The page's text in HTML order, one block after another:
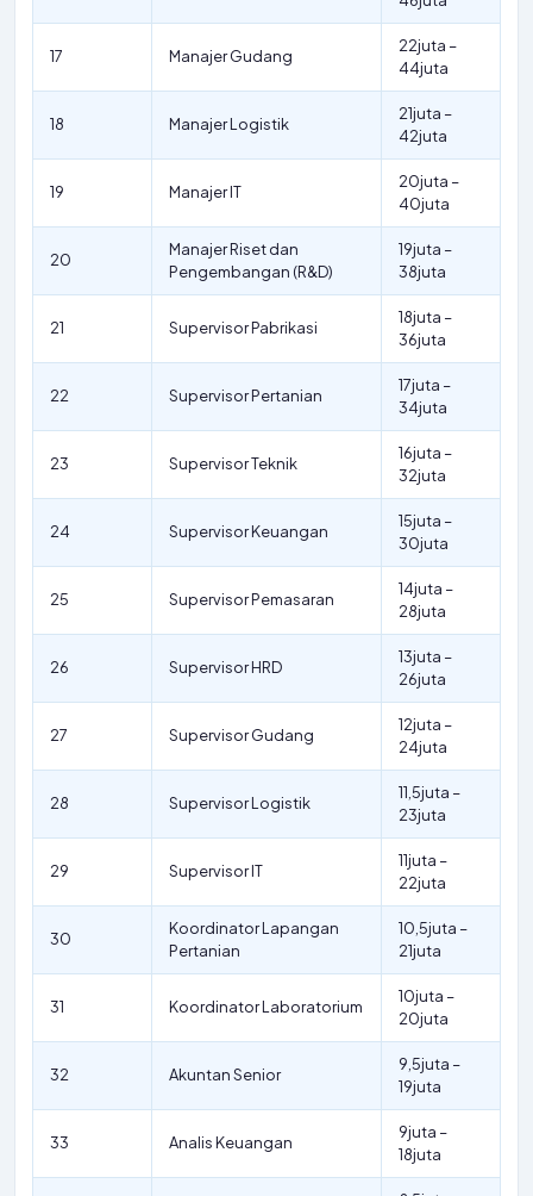
17 Manajer Gudang
22juta –
44juta
18 Manajer Logistik
21juta –
42juta
19 Manajer IT
20juta –
40juta
20
Manajer Riset dan
Pengembangan (R&D)
19juta –
38juta
21 Supervisor Pabrikasi
18juta –
36juta
22 Supervisor Pertanian
17juta –
34juta
23 Supervisor Teknik
16juta –
32juta
24 Supervisor Keuangan
15juta –
30juta
25 Supervisor Pemasaran
14juta –
28juta
26 Supervisor HRD
13juta –
26juta
27 Supervisor Gudang
12juta –
24juta
28 Supervisor Logistik
11,5juta –
23juta
29 Supervisor IT
11juta –
22juta
30
Koordinator Lapangan
Pertanian
10,5juta –
21juta
31 Koordinator Laboratorium
10juta –
20juta
32 Akuntan Senior
9,5juta –
19juta
33 Analis Keuangan
9juta –
18juta